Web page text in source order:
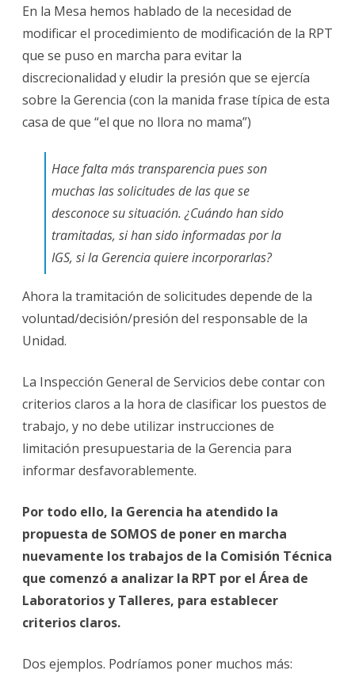
En la Mesa hemos hablado de la necesidad de
modificar el procedimiento de modificación de la RPT
que se puso en marcha para evitar la
discrecionalidad y eludir la presión que se ejercía
sobre la Gerencia (con la manida frase típica de esta
casa de que “el que no llora no mama”)
Hace falta más transparencia pues son
muchas las solicitudes de las que se
desconoce su situación. ¿Cuándo han sido
tramitadas, si han sido informadas por la
IGS, si la Gerencia quiere incorporarlas?
Ahora la tramitación de solicitudes depende de la
voluntad/decisión/presión del responsable de la
Unidad.
La Inspección General de Servicios debe contar con
criterios claros a la hora de clasificar los puestos de
trabajo, y no debe utilizar instrucciones de
limitación presupuestaria de la Gerencia para
informar desfavorablemente.
Por todo ello, la Gerencia ha atendido la
propuesta de SOMOS de poner en marcha
nuevamente los trabajos de la Comisión Técnica
que comenzó a analizar la RPT por el Área de
Laboratorios y Talleres, para establecer
criterios claros.
Dos ejemplos. Podríamos poner muchos más: